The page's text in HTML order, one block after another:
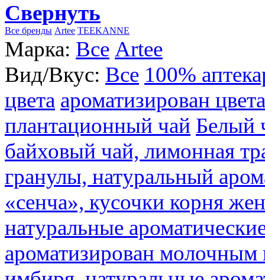
Свернуть
Все бренды Artee TEEKANNE
Марка: Все Artee
Вид/Вкус: Все 100%
цвета ароматизирован
плантационный чай Белый
байховый чай, лимонная
гранулы, натуральный
«сенча», кусочки корня
натуральные
ароматизирован молочным